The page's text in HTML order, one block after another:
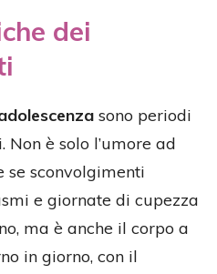
dei
sono periodi
è solo l’umore ad
se sconvolgimenti
e giornate di cupezza
ma è anche il corpo a
in giorno, con il